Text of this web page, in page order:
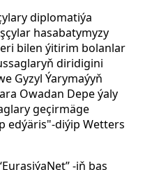
diplomatiýa
hasabatymyzy
bilen ýitirim bolanlar
diridigini
Gyzyl Ýarymaýyň
Owadan Depe ýaly
geçirmäge
edýäris"-diýip Wetters
-iň baş